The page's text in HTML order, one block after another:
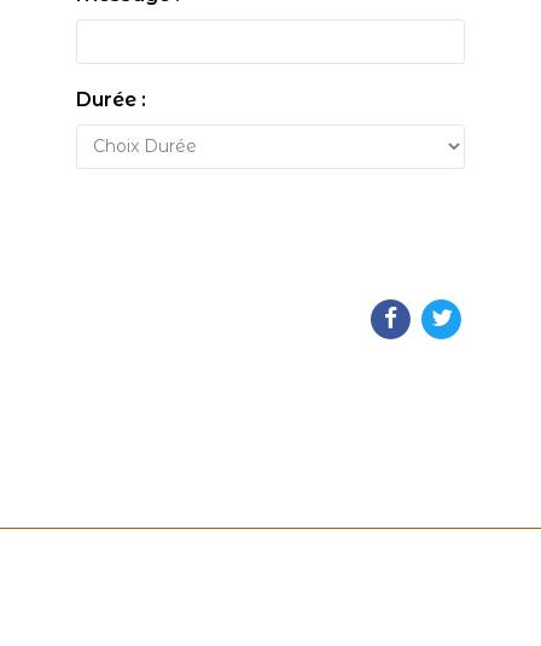
Durée :